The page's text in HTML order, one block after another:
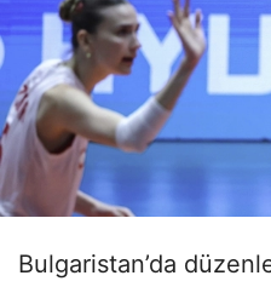
Bulgaristan’da